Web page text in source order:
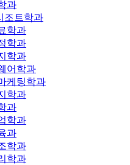
과
조트학과
학과
학과
학과
어학과
케팅학과
학과
과
학과
과
학과
학과